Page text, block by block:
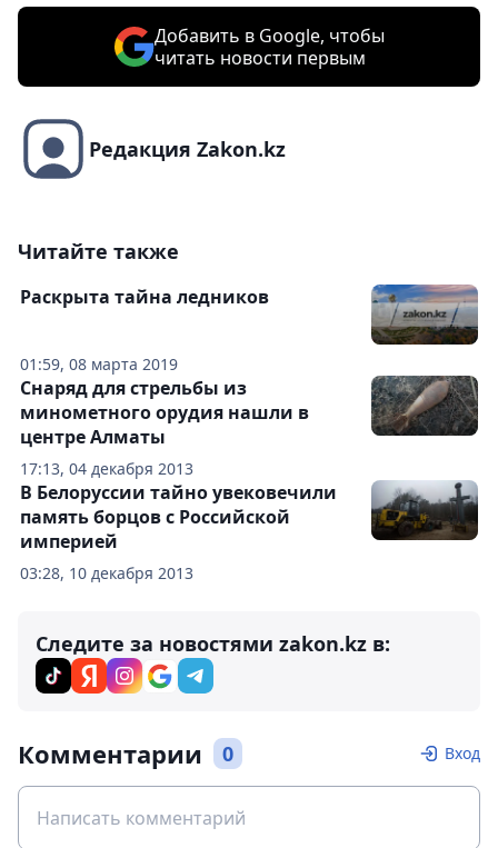
Добавить в Google, чтобы
читать новости первым
Редакция Zakon.kz
Читайте также
01:59, 08 марта 2019
Раскрыта тайна ледников
17:13, 04 декабря 2013
Снаряд для стрельбы из
минометного орудия нашли в
центре Алматы
03:28, 10 декабря 2013
В Белоруссии тайно увековечили
память борцов с Российской
империей
Следите за новостями zakon.kz в:
Комментарии 0 Вход